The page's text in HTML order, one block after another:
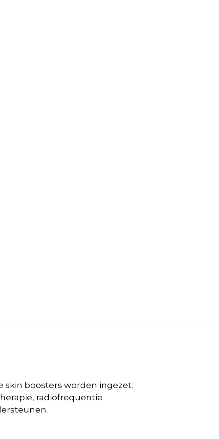
boosters worden ingezet.
radiofrequentie